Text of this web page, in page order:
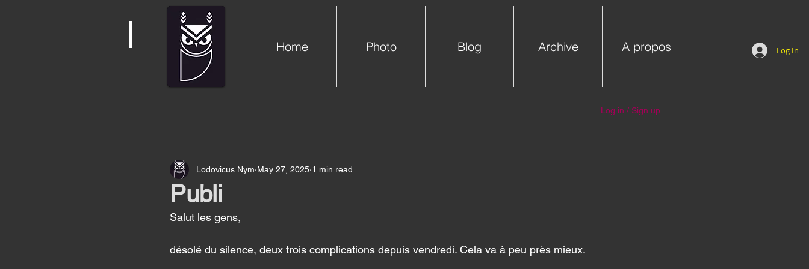
Home Photo Blog Archive A propos Log In
Log in / Sign up
Publi
Lodovicus Nym May 27, 2025 1 min read
Salut les gens,
désolé du silence, deux trois complications depuis vendredi. Cela va à peu près mieux.